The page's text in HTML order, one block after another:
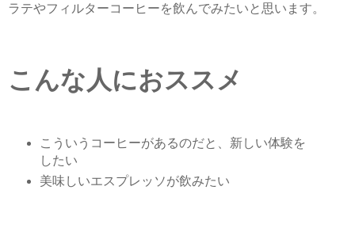
ラテやフィルターコーヒーを飲んでみたいと思います。
こんな人におススメ
こういうコーヒーがあるのだと、新しい体験を
したい
美味しいエスプレッソが飲みたい